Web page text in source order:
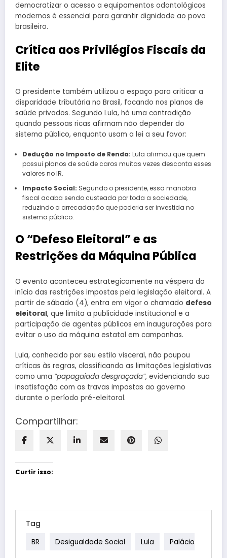
democratizar o acesso a equipamentos odontológicos
modernos é essencial para garantir dignidade ao povo
brasileiro.
Crítica aos Privilégios Fiscais da
Elite
O presidente também utilizou o espaço para criticar a
disparidade tributária no Brasil, focando nos planos de
saúde privados. Segundo Lula, há uma contradição
quando pessoas ricas afirmam não depender do
sistema público, enquanto usam a lei a seu favor:
Dedução no Imposto de Renda: Lula afirmou que quem
possui planos de saúde caros muitas vezes desconta esses
valores no IR.
Impacto Social: Segundo o presidente, essa manobra
fiscal acaba sendo custeada por toda a sociedade,
reduzindo a arrecadação que poderia ser investida no
sistema público.
O “Defeso Eleitoral” e as
Restrições da Máquina Pública
O evento aconteceu estrategicamente na véspera do
início das restrições impostas pela legislação eleitoral. A
partir de sábado (4), entra em vigor o chamado defeso
eleitoral, que limita a publicidade institucional e a
participação de agentes públicos em inaugurações para
evitar o uso da máquina estatal em campanhas.
Lula, conhecido por seu estilo visceral, não poupou
críticas às regras, classificando as limitações legislativas
como uma “papagaiada desgraçada”, evidenciando sua
insatisfação com as travas impostas ao governo
durante o período pré-eleitoral.
Compartilhar:
Curtir isso:
Tag
BR Desigualdade Social Lula Palácio